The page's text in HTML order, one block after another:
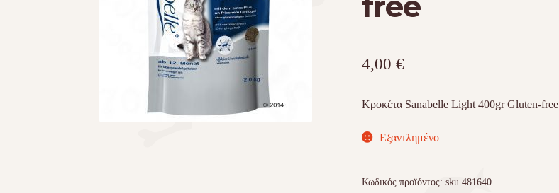
4,00€
Κροκέτα Sanabelle Light 400gr Gluten-free
Εξαντλημένο
Κωδικός προϊόντος:sku.481640